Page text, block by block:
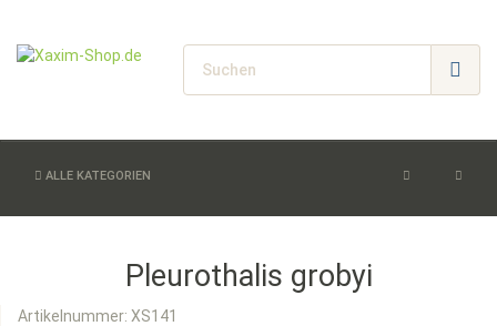
ALLE KATEGORIEN
Pleurothalis grobyi
Artikelnummer: XS141